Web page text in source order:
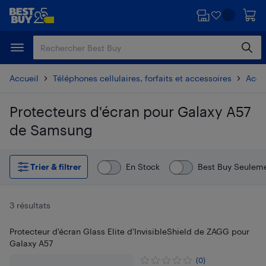
Passer
principal
Passer
Accueil Téléphones cellulaires, forfaits et accessoires
Protecteurs d'écran pour Galaxy A57
de Samsung
Passer aux résultats
Trier & filtrer
En Stock Best Buy
3 résultats
Protecteur d'écran Glass Elite d'InvisibleShield de ZAGG pour
Galaxy A57
(0)